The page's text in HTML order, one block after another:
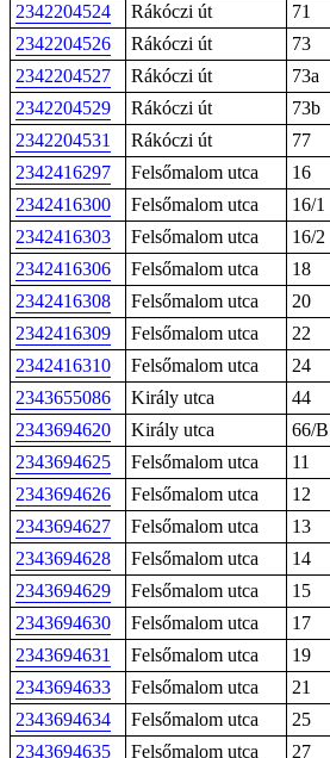
2342204524
Rákóczi út 71
2342204526
Rákóczi út 73
2342204527
Rákóczi út 73a
2342204529
Rákóczi út 73b
2342204531
Rákóczi út 77
2342416297
Felsőmalom utca 16
2342416300
Felsőmalom utca 16/1
2342416303
Felsőmalom utca 16/2
2342416306
Felsőmalom utca 18
2342416308
Felsőmalom utca 20
2342416309
Felsőmalom utca 22
2342416310
Felsőmalom utca 24
2343655086
Király utca 44
2343694620
Király utca 66/B
2343694625
Felsőmalom utca 11
2343694626
Felsőmalom utca 12
2343694627
Felsőmalom utca 13
2343694628
Felsőmalom utca 14
2343694629
Felsőmalom utca 15
2343694630
Felsőmalom utca 17
2343694631
Felsőmalom utca 19
2343694633
Felsőmalom utca 21
2343694634
Felsőmalom utca 25
2343694635
Felsőmalom utca 27